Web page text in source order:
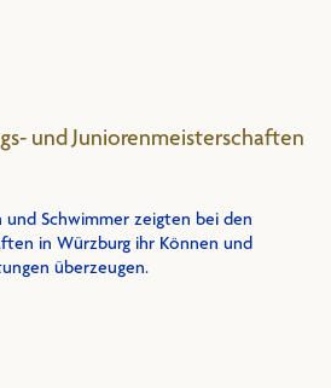
und Juniorenmeisterschaften
und Schwimmer zeigten bei den
in Würzburg ihr Können und
überzeugen.